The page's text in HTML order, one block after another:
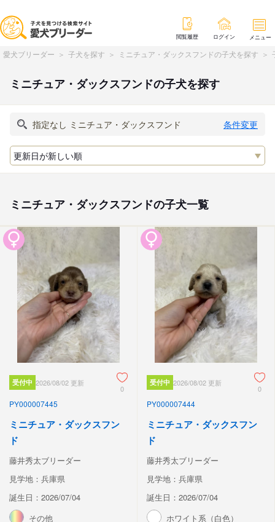
閲覧履歴 ログイン メニュー
愛犬ブリーダー 子犬を探す ミニチュア・ダックスフンドの子犬を探す
ミニチュア・ダックスフンドの子犬を探す
条件変更
ミニチュア・ダックスフンドの子犬一覧
受付中 2026/08/02 更新
0
PY000007445
ミニチュア・ダックスフン
ド
藤井秀太ブリーダー
見学地：兵庫県
誕生日：2026/07/04
その他
受付中 2026/08/02 更新
0
PY000007444
ミニチュア・ダックスフン
ド
藤井秀太ブリーダー
見学地：兵庫県
誕生日：2026/07/04
ホワイト系（白色）